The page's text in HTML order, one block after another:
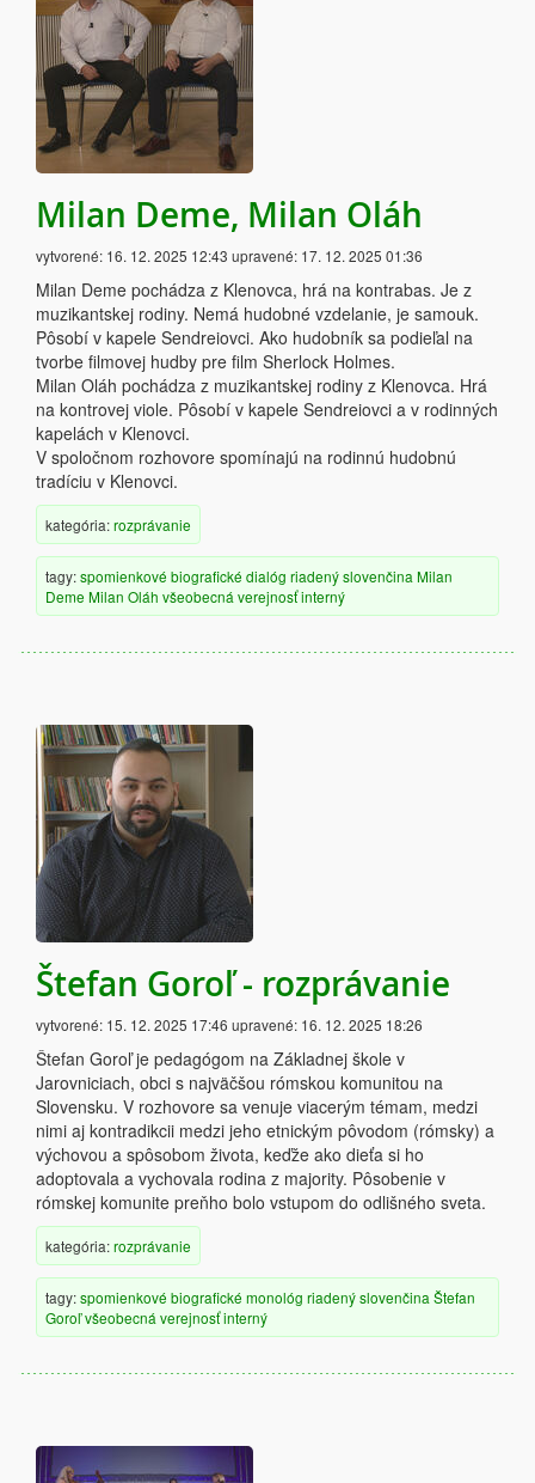
Milan Deme, Milan Oláh
vytvorené: 16. 12. 2025 12:43 upravené: 17. 12. 2025 01:36
Milan Deme pochádza z Klenovca, hrá na kontrabas. Je z
muzikantskej rodiny. Nemá hudobné vzdelanie, je samouk.
Pôsobí v kapele Sendreiovci. Ako hudobník sa podieľal na
tvorbe filmovej hudby pre film Sherlock Holmes.
Milan Oláh pochádza z muzikantskej rodiny z Klenovca. Hrá
na kontrovej viole. Pôsobí v kapele Sendreiovci a v rodinných
kapelách v Klenovci.
V spoločnom rozhovore spomínajú na rodinnú hudobnú
tradíciu v Klenovci.
kategória:rozprávanie
tagy:spomienkové biografické dialóg riadenýslovenčina Milan
Deme Milan Oláh všeobecná verejnosťinterný
Štefan Goroľ - rozprávanie
vytvorené: 15. 12. 2025 17:46 upravené: 16. 12. 2025 18:26
Štefan Goroľ je pedagógom na Základnej škole v
Jarovniciach, obci s najväčšou rómskou komunitou na
Slovensku. V rozhovore sa venuje viacerým témam, medzi
nimi aj kontradikcii medzi jeho etnickým pôvodom (rómsky) a
výchovou a spôsobom života, keďže ako dieťa si ho
adoptovala a vychovala rodina z majority. Pôsobenie v
rómskej komunite preňho bolo vstupom do odlišného sveta.
kategória:rozprávanie
tagy:spomienkové biografické monológ riadenýslovenčina Štefan
Goroľvšeobecná verejnosťinterný